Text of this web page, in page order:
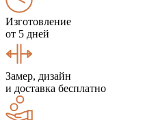
Изготовление
от 5 дней
Замер, дизайн
и доставка бесплатно